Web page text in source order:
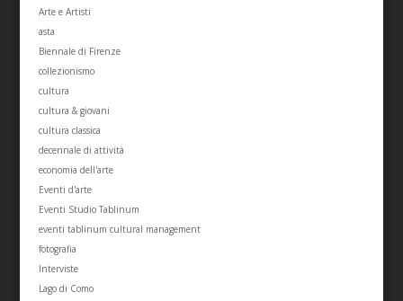
Arte e Artisti
asta
Biennale di Firenze
collezionismo
cultura
cultura & giovani
cultura classica
decennale di attività
economia dell'arte
Eventi d'arte
Eventi Studio Tablinum
eventi tablinum cultural management
fotografia
Interviste
Lago di Como